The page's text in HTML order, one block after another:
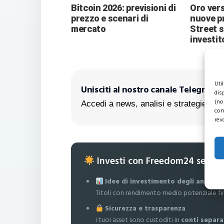
Bitcoin 2026: previsioni di
prezzo e scenari di
mercato
Oro
nuove
Street
Unisciti al nostro canale Telegram!
Accedi a news, analisi e strategie
Investi con Freedom24
Idee di investimento degli analisti
Titoli con rendimento medio potenziale
Sicurezza e trasparenza
i tuoi asset sono custoditi in conti